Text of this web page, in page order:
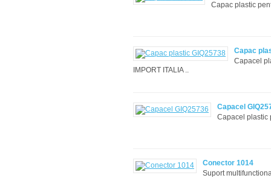
Capac plastic
Capac
Capacel
IMPORT ITALIA ..
Capacel
Capacel plastic
Conector 1014
Suport